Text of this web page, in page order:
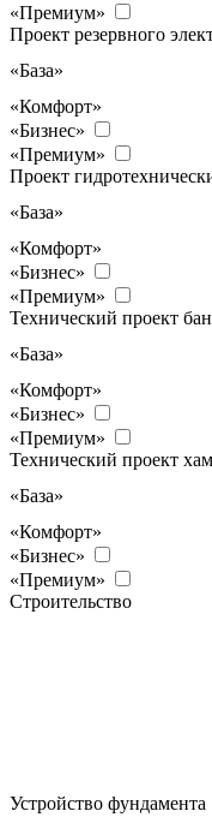
«Премиум»
Проект резервного
«База»
«Комфорт»
«Бизнес»
«Премиум»
Проект
«База»
«Комфорт»
«Бизнес»
«Премиум»
Технический проект
«База»
«Комфорт»
«Бизнес»
«Премиум»
Технический проект
«База»
«Комфорт»
«Бизнес»
«Премиум»
Строительство
Устройство фундамента